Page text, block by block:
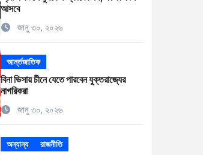
আসবে
জানু ৩০, ২০২৬
আর্ন্তজাতিক
বিনা ভিসায় চীনে যেতে পারবেন যুক্তরাজ্যের
নাগরিকরা
জানু ৩০, ২০২৬
অন্যান্য রাজনীতি